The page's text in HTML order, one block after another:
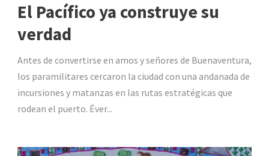
El Pacífico ya construye su
verdad
Antes de convertirse en amos y señores de Buenaventura,
los paramilitares cercaron la ciudad con una andanada de
incursiones y matanzas en las rutas estratégicas que
rodean el puerto. Éver...